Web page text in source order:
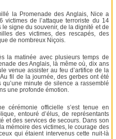
la Promenade des Anglais, Nice a
de l’attaque terroriste du 14
signe du souvenir, de la dignité et de
des victimes, des rescapés, des
de nombreux Niçois.
la matinée avec plusieurs temps de
des Anglais, là même où, dix ans
venue assister au feu d’artifice de la
fil de la journée, des gerbes ont été
minute de silence a rassemblé
une profonde émotion.
cérémonie officielle s’est tenue en
entouré d’élus, de représentants
et des services de secours. Dans son
mémoire des victimes, le courage des
qui étaient intervenus cette nuit-là